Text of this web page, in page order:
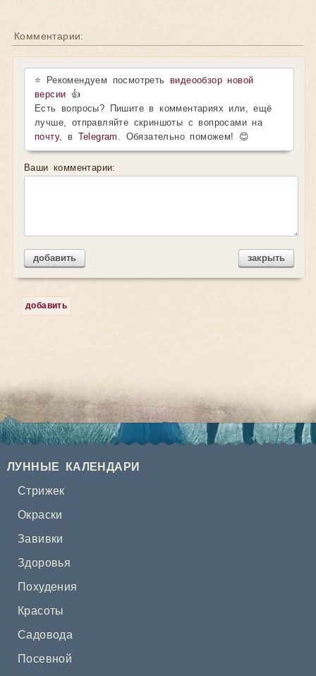
Комментарии:
⭐ Рекомендуем посмотретьвидеообзор новой
версии 👍
Есть вопросы? Пишите в комментариях или, ещё
лучше, отправляйте скриншоты с вопросами на
почту, в Telegram . Обязательно поможем! 😊
Ваши комментарии:
добавить закрыть
добавить
ЛУННЫЕ КАЛЕНДАРИ
Стрижек
Окраски
Завивки
Здоровья
Похудения
Красоты
Садовода
Посевной